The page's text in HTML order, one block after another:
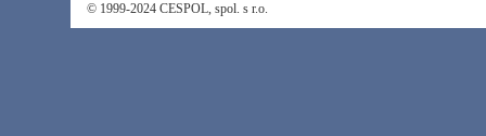
© 1999-2024 CESPOL, spol. s r.o.